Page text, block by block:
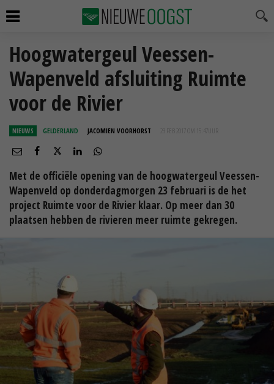
Hoogwatergeul Veessen-
Wapenveld afsluiting Ruimte
voor de Rivier
NIEUWS GELDERLAND JACOMIEN VOORHORST 23 FEB 2017 OM 15:47
Met de officiële opening van de hoogwatergeul Veessen-
Wapenveld op donderdagmorgen 23 februari is de het
project Ruimte voor de Rivier klaar. Op meer dan 30
plaatsen hebben de rivieren meer ruimte gekregen.